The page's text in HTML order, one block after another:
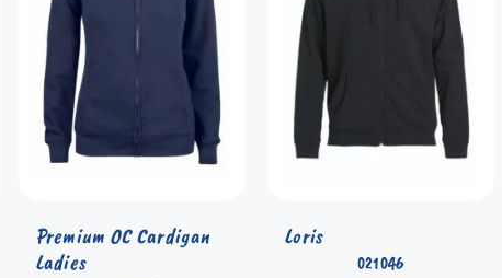
Premium OC Cardigan
Ladies
021046
Loris